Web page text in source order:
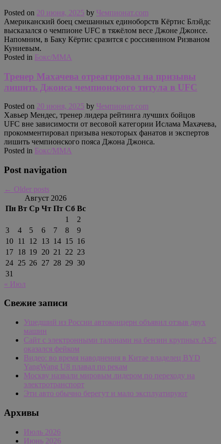
Posted on 20 июня, 2025 by Чемпионат.com
Американский боец смешанных единоборств Кёртис Блэйдс
высказался о чемпионе UFC в тяжёлом весе Джоне Джонсе.
Напомним, в Баку Кёртис сразится с россиянином Ризваном
Куниевым.
Posted in Бокс/MMA
Тренер Махачева отреагировал на призывы
лишить Джонса чемпионского титула в UFC
Posted on 20 июня, 2025 by Чемпионат.com
Хавьер Мендес, тренер лидера рейтинга лучших бойцов
UFC вне зависимости от весовой категории Ислама Махачева,
прокомментировал призыва некоторых фанатов и экспертов
лишить чемпионского пояса Джона Джонса.
Posted in Бокс/MMA
Post navigation
← Older posts
Август 2026
Пн Вт Ср Чт Пт Сб Вс
1
2
3
4 5 6 7 8
9
10 11 12 13 14 15 16
17 18 19 20 21 22 23
24 25 26 27 28 29 30
31
« Июл
Свежие записи
Ушедший из России автоконцерн объявил отзыв двух
машин
Сайт с электронными талонами на бензин крупных АЗС
оказался фейком
Видео: во время наводнения в Китае владелец BYD
YangWang U8 плавал по рекам
Москву назвали мировым лидером по переходу на
электротранспорт
Эти авто обычно берегут и мало эксплуатируют
Архивы
Июль 2026
Июнь 2026